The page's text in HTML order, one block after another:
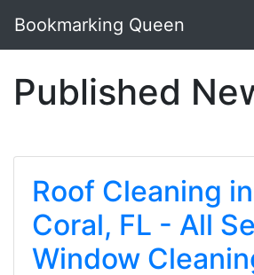
Bookmarking Queen
Published
Roof Cleaning
Coral, FL - All
Window